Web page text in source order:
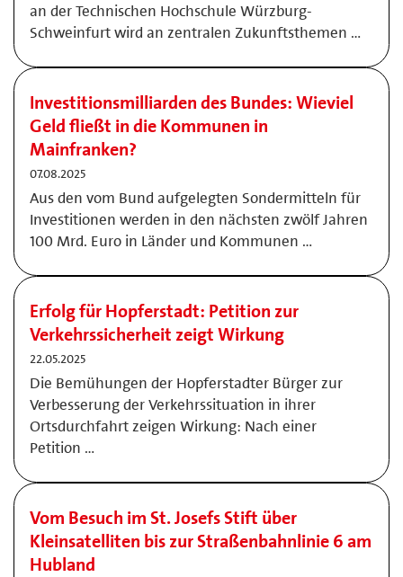
an der Technischen Hochschule Würzburg-
Schweinfurt wird an zentralen Zukunftsthemen …
Investitionsmilliarden des Bundes: Wieviel
Geld fließt in die Kommunen in
Mainfranken?
07.08.2025
Aus den vom Bund aufgelegten Sondermitteln für
Investitionen werden in den nächsten zwölf Jahren
100 Mrd. Euro in Länder und Kommunen …
Erfolg für Hopferstadt: Petition zur
Verkehrssicherheit zeigt Wirkung
22.05.2025
Die Bemühungen der Hopferstadter Bürger zur
Verbesserung der Verkehrssituation in ihrer
Ortsdurchfahrt zeigen Wirkung: Nach einer
Petition …
Vom Besuch im St. Josefs Stift über
Kleinsatelliten bis zur Straßenbahnlinie 6 am
Hubland